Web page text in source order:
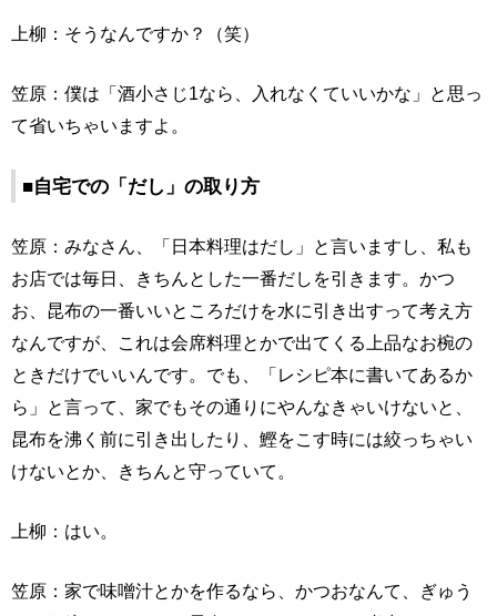
上柳：そうなんですか？（笑）
笠原：僕は「酒小さじ1なら、入れなくていいかな」と思っ
て省いちゃいますよ。
■自宅での「だし」の取り方
笠原：みなさん、「日本料理はだし」と言いますし、私も
お店では毎日、きちんとした一番だしを引きます。かつ
お、昆布の一番いいところだけを水に引き出すって考え方
なんですが、これは会席料理とかで出てくる上品なお椀の
ときだけでいいんです。でも、「レシピ本に書いてあるか
ら」と言って、家でもその通りにやんなきゃいけないと、
昆布を沸く前に引き出したり、鰹をこす時には絞っちゃい
けないとか、きちんと守っていて。
上柳：はい。
笠原：家で味噌汁とかを作るなら、かつおなんて、ぎゅう